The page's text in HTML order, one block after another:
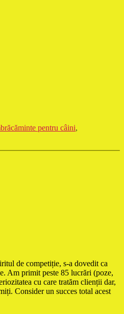
pentru câini,
de competiție, s-a dovedit ca
Am primit peste 85 lucrări (poze,
cu care tratăm clienții dar,
Consider un succes total acest